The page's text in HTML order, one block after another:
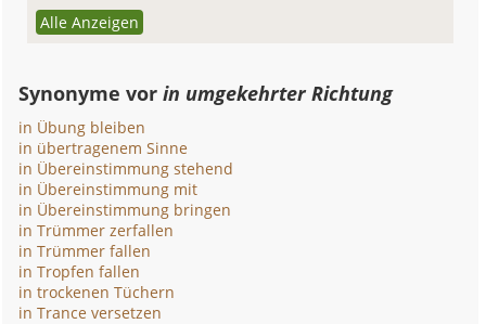
Alle Anzeigen
Synonyme vorin umgekehrter Richtung
in Übung bleiben
in übertragenem Sinne
in Übereinstimmung stehend
in Übereinstimmung mit
in Übereinstimmung bringen
in Trümmer zerfallen
in Trümmer fallen
in Tropfen fallen
in trockenen Tüchern
in Trance versetzen